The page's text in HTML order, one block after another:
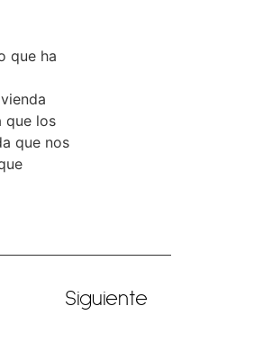
que ha
que los
que nos
Siguiente